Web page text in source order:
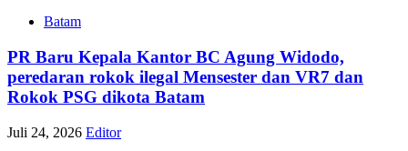
Batam
PR Baru Kepala Kantor BC Agung Widodo,
peredaran rokok ilegal Mensester dan VR7 dan
Rokok PSG dikota Batam
Juli 24, 2026 Editor